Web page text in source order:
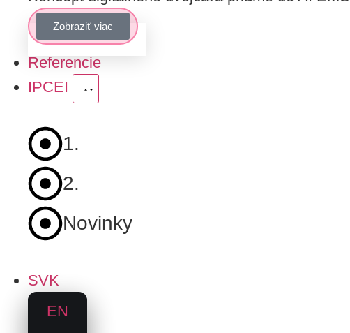
Zobraziť viac
Referencie
IPCEI
1.
2.
Novinky
SVK
EN